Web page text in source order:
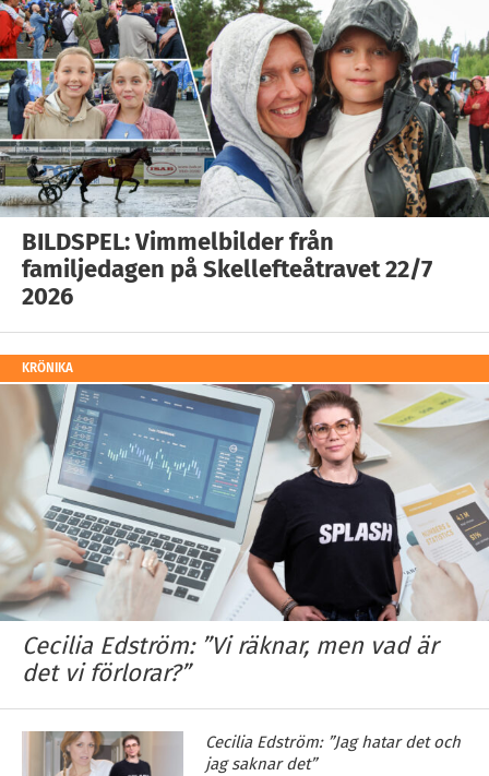
BILDSPEL: Vimmelbilder från
familjedagen på Skellefteåtravet 22/7
2026
KRÖNIKA
Cecilia Edström: ”Vi räknar, men vad är
det vi förlorar?”
Cecilia Edström: ”Jag hatar det och
jag saknar det”